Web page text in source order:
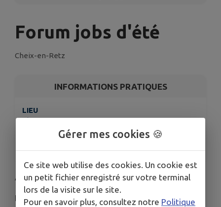
Forum jobs d'été
Cheix-en-Retz
INFORMATIONS PRATIQUES
LIEU
Cheix-en-Retz
À partir de 16 ans,
Infos, conseils et entretiens avec des employeurs.
Gérer mes cookies 🍪
Ce site web utilise des cookies. Un cookie est
un petit fichier enregistré sur votre terminal
lors de la visite sur le site.
Pour en savoir plus, consultez notre Politique